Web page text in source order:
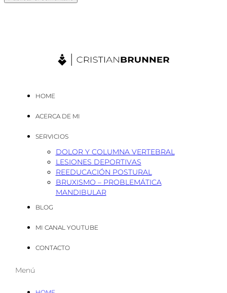
HOME
ACERCA DE MI
SERVICIOS
DOLOR Y COLUMNA VERTEBRAL
LESIONES DEPORTIVAS
REEDUCACIÓN POSTURAL
BRUXISMO – PROBLEMÁTICA
MANDIBULAR
BLOG
MI CANAL YOUTUBE
CONTACTO
Menú